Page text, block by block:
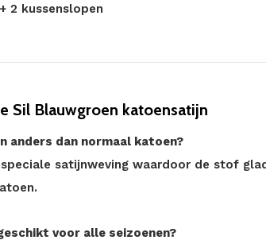
2 kussenslopen
Sil Blauwgroen katoensatijn
anders dan normaal katoen?
satijnweving waardoor de stof
voor alle seizoenen?